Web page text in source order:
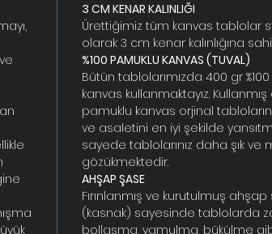
3 CM KENAR KALINLIĞI
Ürettiğimiz tüm kanvas tablolar
olarak 3 cm kenar kalınlığına
%100 PAMUKLU KANVAS (TUVAL)
Bütün tablolarımızda 400 gr
kanvas kullanmaktayız.
pamuklu kanvas orjinal
ve asaletini en iyi şekilde
sayede tablolarınız daha şık ve
gözükmektedir.
AHŞAP ŞASE
Fırınlanmış ve kurutulmuş
(kasnak) sayesinde tablolarda
bollaşma, yamulma, bükülme